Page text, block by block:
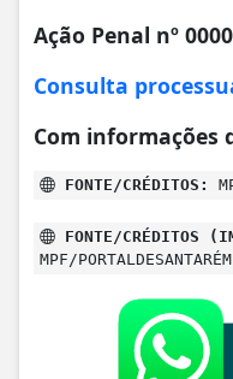
Ação Penal nº
Consulta
Com informações
FONTE/CRÉDITOS:
FONTE/CRÉDITOS
MPF/PORTALDESANTARÉM